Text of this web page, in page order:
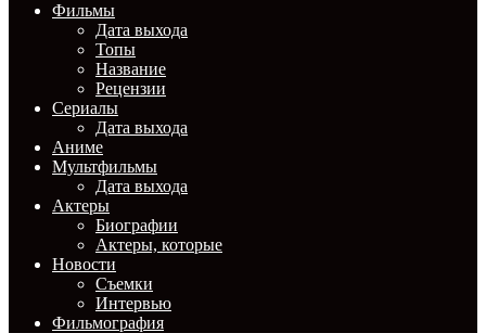
Фильмы
Дата выхода
Топы
Название
Рецензии
Сериалы
Дата выхода
Аниме
Мультфильмы
Дата выхода
Актеры
Биографии
Актеры, которые
Новости
Съемки
Интервью
Фильмография